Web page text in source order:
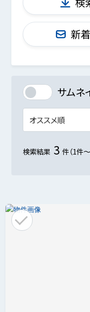
新
サムネ
検索結果 3 件（1件